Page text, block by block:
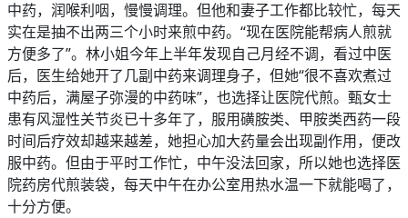
中药，润喉利咽，慢慢调理。但他和妻子工作都比较忙，每天
实在是抽不出两三个小时来煎中药。“现在医院能帮病人煎就
方便多了”。林小姐今年上半年发现自己月经不调，看过中医
后，医生给她开了几副中药来调理身子，但她“很不喜欢煮过
中药后，满屋子弥漫的中药味”，也选择让医院代煎。甄女士
患有风湿性关节炎已十多年了，服用磺胺类、甲胺类西药一段
时间后疗效却越来越差，她担心加大药量会出现副作用，便改
服中药。但由于平时工作忙，中午没法回家，所以她也选择医
院药房代煎装袋，每天中午在办公室用热水温一下就能喝了，
十分方便。